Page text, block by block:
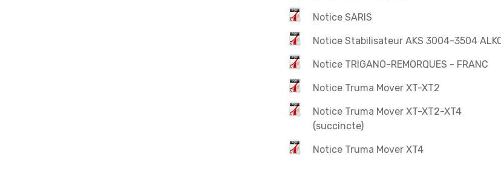
Notice SARIS
Notice Stabilisateur AKS 3004-3504
Notice TRIGANO-REMORQUES - FRANC
Notice Truma Mover XT-XT2
Notice Truma Mover XT-XT2-XT4
(succincte)
Notice Truma Mover XT4